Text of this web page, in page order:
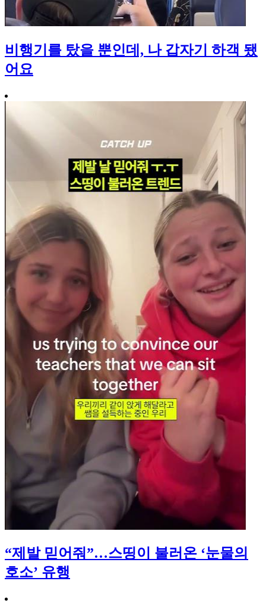
비행기를 탔을 뿐인데, 나 갑자기 하객 됐
어요
“제발 믿어줘”…스띵이 불러온 ‘눈물의
호소’ 유행